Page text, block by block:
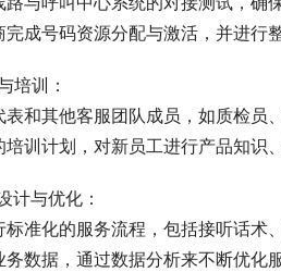
成号码资源分配与激活，并进行
培训：
和其他客服团队成员，如质检员
训计划，对新员工进行产品知识
计与优化：
准化的服务流程，包括接听话术
数据，通过数据分析来不断优化